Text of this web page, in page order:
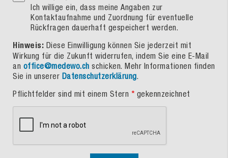
Ich willige ein, dass meine Angaben zur
Kontaktaufnahme und Zuordnung für eventuelle
Rückfragen dauerhaft gespeichert werden.
Hinweis: Diese Einwilligung können Sie jederzeit mit
Wirkung für die Zukunft widerrufen, indem Sie eine E-Mail
an office@medewo.ch schicken. Mehr Informationen finden
Sie in unserer Datenschutzerklärung.
Pflichtfelder sind mit einem Stern * gekennzeichnet